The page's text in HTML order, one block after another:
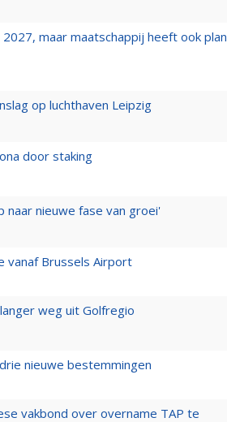
maar maatschappij heeft ook plan
op luchthaven Leipzig
door staking
naar nieuwe fase van groei'
vanaf Brussels Airport
weg uit Golfregio
nieuwe bestemmingen
vakbond over overname TAP te